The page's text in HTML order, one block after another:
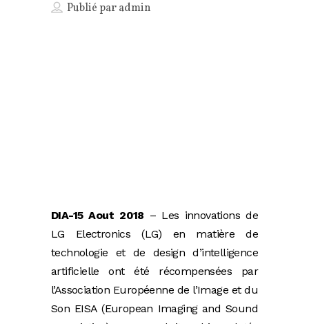
Publié paradmin
DIA-15 Aout 2018 – Les innovations de
LG Electronics (LG) en matière de
technologie et de design d’intelligence
artificielle ont été récompensées par
l’Association Européenne de l’Image et du
Son EISA (European Imaging and Sound